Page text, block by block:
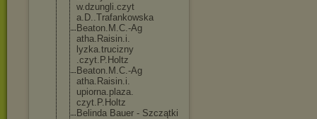
w.dzungli.czyt
a.D..Trafankowska
Beaton.M.C.-Ag
atha.Raisin.i.
lyzka.trucizny
.czyt.P.Holtz
Beaton.M.C.-Ag
atha.Raisin.i.
upiorna.plaza.
czyt.P.Holtz
Belinda Bauer - Szczątki